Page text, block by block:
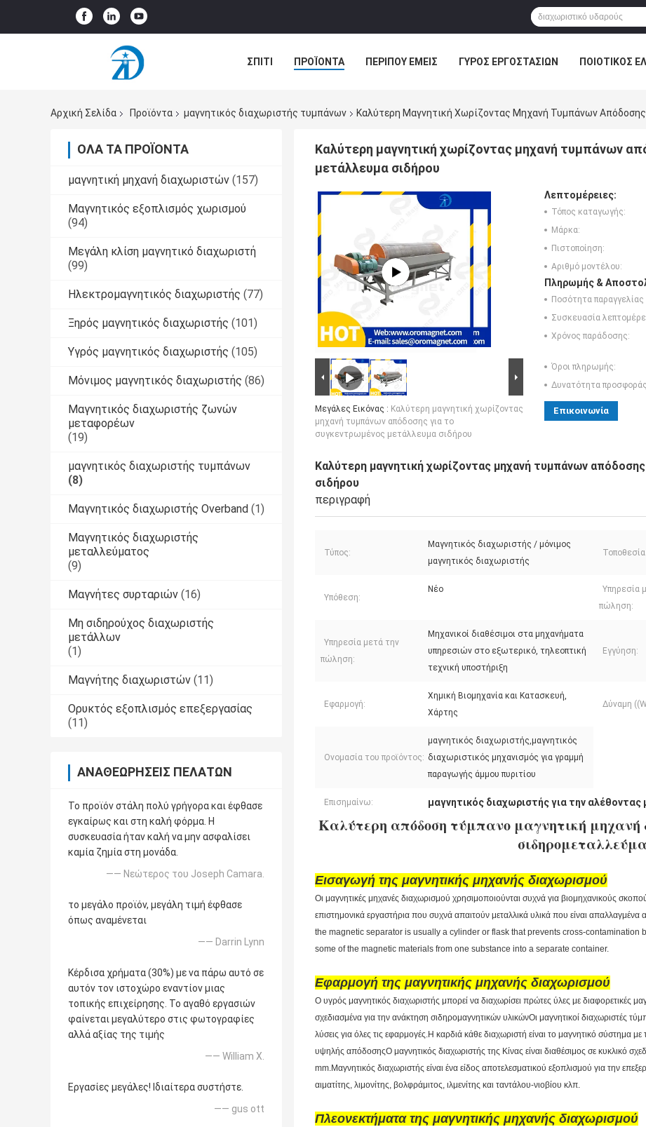
ΣΠΊΤΙ ΠΡΟΪΌΝΤΑ ΠΕΡΊΠΟΥ ΕΜΕΊΣ ΓΎΡΟΣ ΕΡΓΟΣΤΑΣΊΩΝ ΠΟΙΟΤΙΚΌΣ
Αρχική Σελίδα
Προϊόντα μαγνητικός διαχωριστής τυμπάνων Καλύτερη Μαγνητική Χωρίζοντας Μηχανή Τυμπάνων
ΌΛΑ ΤΑ ΠΡΟΪΌΝΤΑ
μαγνητική μηχανή διαχωριστών (157)
Μαγνητικός εξοπλισμός χωρισμού
(94)
Μεγάλη κλίση μαγνητικό διαχωριστή
(99)
Ηλεκτρομαγνητικός διαχωριστής (77)
Ξηρός μαγνητικός διαχωριστής (101)
Υγρός μαγνητικός διαχωριστής (105)
Μόνιμος μαγνητικός διαχωριστής (86)
Μαγνητικός διαχωριστής ζωνών
μεταφορέων
(19)
μαγνητικός διαχωριστής τυμπάνων
(8)
Μαγνητικός διαχωριστής Overband (1)
Μαγνητικός διαχωριστής
μεταλλεύματος
(9)
Μαγνήτες συρταριών (16)
Μη σιδηρούχος διαχωριστής
μετάλλων
(1)
Μαγνήτης διαχωριστών (11)
Ορυκτός εξοπλισμός επεξεργασίας
(11)
ΑΝΑΘΕΩΡΉΣΕΙΣ ΠΕΛΑΤΏΝ
Το προϊόν στάλη πολύ γρήγορα και έφθασε
εγκαίρως και στη καλή φόρμα. Η
συσκευασία ήταν καλή να μην ασφαλίσει
καμία ζημία στη μονάδα.
—— Νεώτερος του Joseph Camara.
το μεγάλο προϊόν, μεγάλη τιμή έφθασε
όπως αναμένεται
—— Darrin Lynn
Κέρδισα χρήματα (30%) με να πάρω αυτό σε
αυτόν τον ιστοχώρο εναντίον μιας
τοπικής επιχείρησης. Το αγαθό εργασιών
φαίνεται μεγαλύτερο στις φωτογραφίες
αλλά αξίας της τιμής
—— William Χ.
Εργασίες μεγάλες! Ιδιαίτερα συστήστε.
—— gus ott
Καλύτερη μαγνητική χωρίζοντας μηχανή τυμπάνων
μετάλλευμα σιδήρου
Μεγάλες Εικόνας : Καλύτερη μαγνητική χωρίζοντας
μηχανή τυμπάνων απόδοσης για το
συγκεντρωμένος μετάλλευμα σιδήρου
Λεπτομέρειες:
Τόπος καταγωγής:
Μάρκα:
Πιστοποίηση:
Αριθμό μοντέλου:
Πληρωμής &
Ποσότητα παραγγελίας
Συσκευασία
Χρόνος παράδοσης:
Όροι πληρωμής:
Δυνατότητα
Επικοινωνία
Καλύτερη μαγνητική χωρίζοντας μηχανή τυμπάνων
σιδήρου
περιγραφή
Τύπος:
Μαγνητικός διαχωριστής / μόνιμος
μαγνητικός διαχωριστής
Υπόθεση:
Νέο
Υπηρεσία
πώληση:
Υπηρεσία μετά την
πώληση:
Μηχανικοί διαθέσιμοι στα μηχανήματα
υπηρεσιών στο εξωτερικό, τηλεοπτική
τεχνική υποστήριξη
Εγγύηση:
Εφαρμογή:
Χημική Βιομηχανία και Κατασκευή,
Χάρτης
Δύναμη
Ονομασία του προϊόντος:
μαγνητικός διαχωριστής,μαγνητικός
διαχωριστικός μηχανισμός για γραμμή
παραγωγής άμμου πυριτίου
Επισημαίνω: μαγνητικός διαχωριστής για την αλέθοντας
Καλύτερη απόδοση τύμπανο μαγνητική μηχανή
Εισαγωγή της μαγνητικής μηχανής διαχωρισμού
Οι μαγνητικές μηχανές διαχωρισμού χρησιμοποιούνται συχνά για βιομηχανικούς
επιστημονικά εργαστήρια που συχνά απαιτούν μεταλλικά υλικά που είναι
the magnetic separator is usually a cylinder or flask that prevents cross-
some of the magnetic materials from one substance into a separate container.
Εφαρμογή της μαγνητικής μηχανής διαχωρισμού
Ο υγρός μαγνητικός διαχωριστής μπορεί να διαχωρίσει πρώτες ύλες με διαφορετικές
σχεδιασμένα για την ανάκτηση σιδηρομαγνητικών υλικώνΟι μαγνητικοί διαχωριστές
λύσεις για όλες τις εφαρμογές.Η καρδιά κάθε διαχωριστή είναι το μαγνητικό σύστημα
υψηλής απόδοσηςΟ μαγνητικός διαχωριστής της Κίνας είναι διαθέσιμος σε κυκλικό
mm.Μαγνητικός διαχωριστής είναι ένα είδος αποτελεσματικού εξοπλισμού για την
αιματίτης, λιμονίτης, βολφράμιτος, ιλμενίτης και ταντάλου-νιοβίου κλπ.
Πλεονεκτήματα της μαγνητικής μηχανής διαχωρισμού